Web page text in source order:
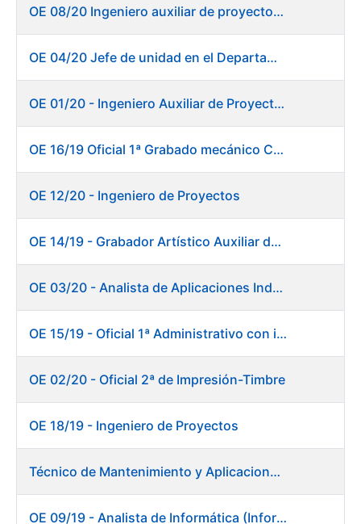
Mostrar/Ocultar
Mostrar/Ocultar
Mostrar/Ocultar
OE 08/20 Ingeniero auxiliar de proyectos en el departamento de Fábrica de Papel - Burgos
OE 04/20 Jefe de unidad en el Departamento de Fábrica de Papel - Burgos
OE 01/20 - Ingeniero Auxiliar de Proyectos
OE 16/19 Oficial 1ª Grabado mecánico CAD
OE 12/20 - Ingeniero de Proyectos
OE 14/19 - Grabador Artístico Auxiliar de Originales. Departamento de Preimpresión
OE 03/20 - Analista de Aplicaciones Industriales
OE 15/19 - Oficial 1ª Administrativo con inglés y francés
OE 02/20 - Oficial 2ª de Impresión-Timbre
OE 18/19 - Ingeniero de Proyectos
Técnico de Mantenimiento y Aplicaciones Industriales - Centro de trabajo de Burgos
OE 09/19 - Analista de Informática (Informática)